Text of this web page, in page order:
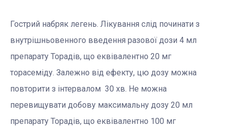
Гострий набряк легень. Лікування слід починати з
внутрішньовенного введення разової дози 4 мл
препарату Торадів, що еквівалентно 20 мг
торасеміду. Залежно від ефекту, цю дозу можна
повторити з інтервалом 30 хв. Не можна
перевищувати добову максимальну дозу 20 мл
препарату Торадів, що еквівалентно 100 мг